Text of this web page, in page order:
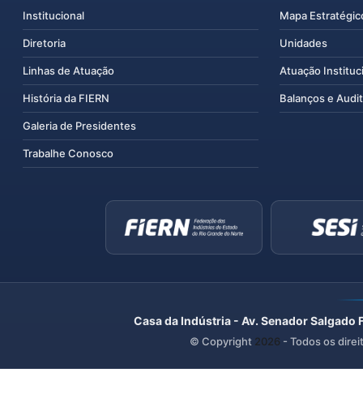
Institucional
Diretoria
Linhas de Atuação
História da FIERN
Galeria de Presidentes
Trabalhe Conosco
Mapa
Unidades
Atuação
Balanços e
Casa da Indústria - Av. Senador
© Copyright 2026 - Todos os